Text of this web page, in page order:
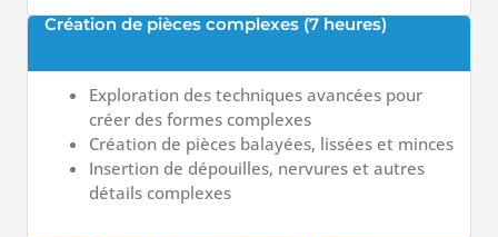
Création de pièces complexes (7 heures)
Exploration des techniques avancées pour
créer des formes complexes
Création de pièces balayées, lissées et minces
Insertion de dépouilles, nervures et autres
détails complexes